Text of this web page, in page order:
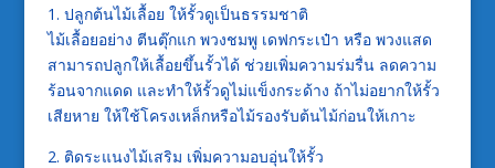
1. ปลูกต้นไม้เลื้อย ให้รั้วดูเป็นธรรมชาติ
ไม้เลื้อยอย่าง ตีนตุ๊กแก พวงชมพู เดฟกระเป๋า หรือ พวงแสด
สามารถปลูกให้เลื้อยขึ้นรั้วได้ ช่วยเพิ่มความร่มรื่น ลดความ
ร้อนจากแดด และทำให้รั้วดูไม่แข็งกระด้าง ถ้าไม่อยากให้รั้ว
เสียหาย ให้ใช้โครงเหล็กหรือไม้รองรับต้นไม้ก่อนให้เกาะ
2. ติดระแนงไม้เสริม เพิ่มความอบอุ่นให้รั้ว